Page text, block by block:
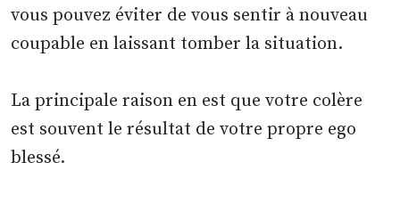
vous pouvez éviter de vous sentir à nouveau
coupable en laissant tomber la situation.
La principale raison en est que votre colère
est souvent le résultat de votre propre ego
blessé.